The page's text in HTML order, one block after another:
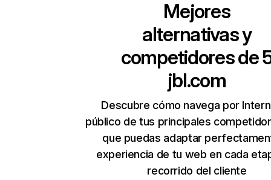
Mejores
alternativas y
competidores de
jbl.com
Descubre cómo navega por
público de tus principales
que puedas adaptar
experiencia de tu web en cada
recorrido del cliente